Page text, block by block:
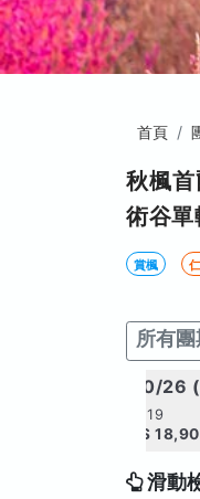
首頁
秋楓
術谷單
賞楓
所有
2026/10/26
可售名額: 19
售價: NT$
滑動